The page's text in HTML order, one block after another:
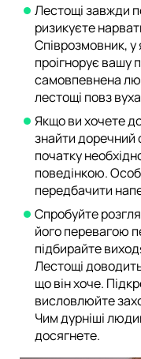
Лестощі завжди
ризикуєте
Співрозмовник, у
проігнорує вашу
самовпевнена
лестощі повз
Якщо ви хочете
знайти доречний
початку
поведінкою.
передбачити
Спробуйте
його перевагою
підбирайте
Лестощі
що він хоче.
висловлюйте
Чим дурніші
досягнете.